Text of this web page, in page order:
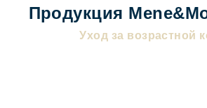
Продукция
Уход за возрастной